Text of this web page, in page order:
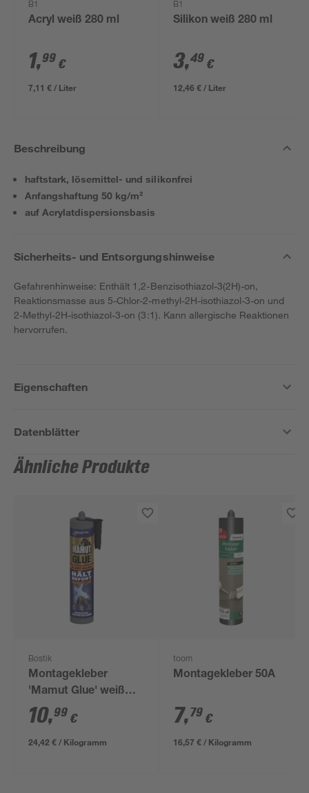
B1
Acryl weiß 280 ml
1,99 €
7,11 € / Liter
B1
Silikon weiß 280 ml
3,49 €
12,46 € / Liter
Beschreibung
haftstark, lösemittel- und silikonfrei
Anfangshaftung 50 kg/m²
auf Acrylatdispersionsbasis
Sicherheits- und Entsorgungshinweise
Gefahrenhinweise: Enthält 1,2-Benzisothiazol-3(2H)-on,
Reaktionsmasse aus 5-Chlor-2-methyl-2H-isothiazol-3-on und
2-Methyl-2H-isothiazol-3-on (3:1). Kann allergische Reaktionen
hervorrufen.
Eigenschaften
Datenblätter
Ähnliche Produkte
Bostik
Montagekleber
'Mamut Glue' weiß
450 g
10,99 €
24,42 € / Kilogramm
toom
Montagekleber 50A
7,79 €
16,57 € / Kilogramm